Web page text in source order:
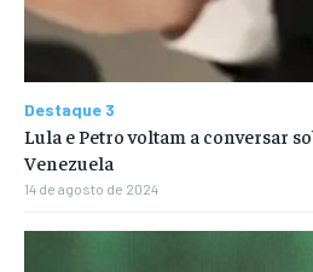
Destaque 3
Lula e Petro voltam a conversar
Venezuela
14 de agosto de 2024